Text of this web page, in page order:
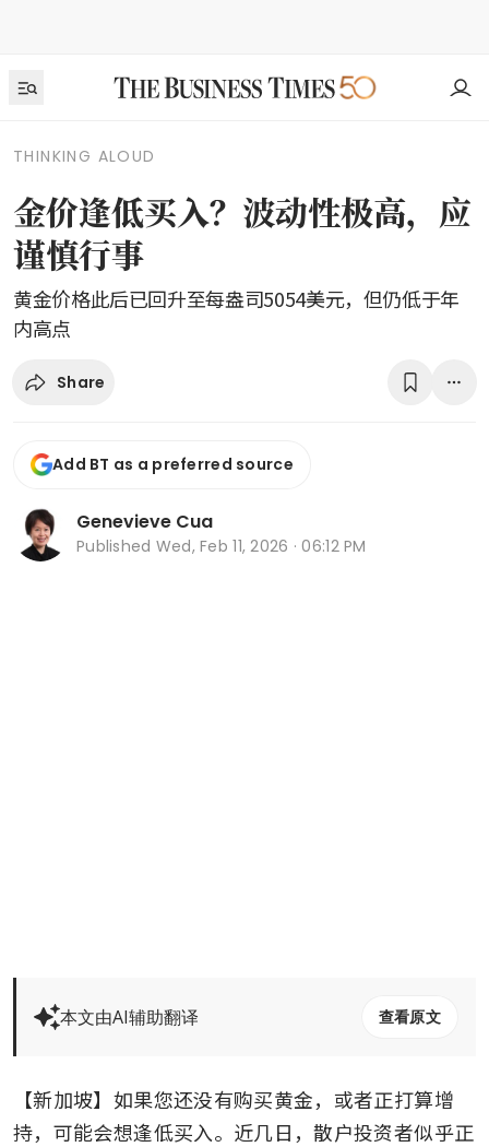
THINKING ALOUD
金价逢低买入？波动性极高，应
谨慎行事
黄金价格此后已回升至每盎司5054美元，但仍低于年
内高点
Share
Add BT as a preferred source
Genevieve Cua
Published Wed, Feb 11, 2026 · 06:12 PM
本文由AI辅助翻译 查看原文
【新加坡】如果您还没有购买黄金，或者正打算增
持，可能会想逢低买入。近几日，散户投资者似乎正